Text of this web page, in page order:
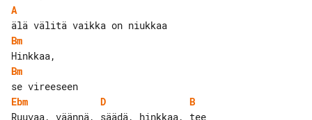
A
Bm
Bm
Ebm
D
B
Ruuvaa, väännä, säädä, hinkkaa, tee